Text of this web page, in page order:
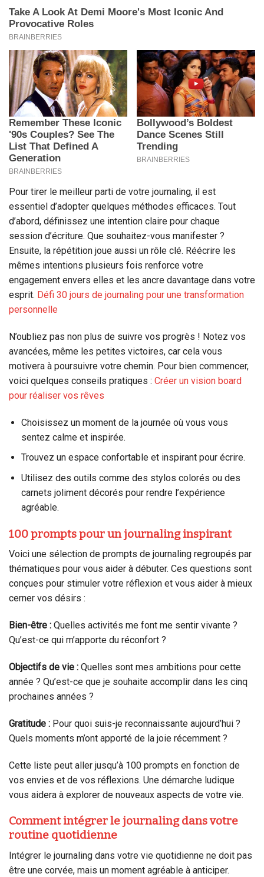
Pour tirer le meilleur parti de votre journaling, il est
essentiel d’adopter quelques méthodes efficaces. Tout
d’abord, définissez une intention claire pour chaque
session d’écriture. Que souhaitez-vous manifester ?
Ensuite, la répétition joue aussi un rôle clé. Réécrire les
mêmes intentions plusieurs fois renforce votre
engagement envers elles et les ancre davantage dans votre
esprit. Défi 30 jours de journaling pour une transformation
personnelle
N’oubliez pas non plus de suivre vos progrès ! Notez vos
avancées, même les petites victoires, car cela vous
motivera à poursuivre votre chemin. Pour bien commencer,
voici quelques conseils pratiques : Créer un vision board
pour réaliser vos rêves
Choisissez un moment de la journée où vous vous
sentez calme et inspirée.
Trouvez un espace confortable et inspirant pour écrire.
Utilisez des outils comme des stylos colorés ou des
carnets joliment décorés pour rendre l’expérience
agréable.
100 prompts pour un journaling inspirant
Voici une sélection de prompts de journaling regroupés par
thématiques pour vous aider à débuter. Ces questions sont
conçues pour stimuler votre réflexion et vous aider à mieux
cerner vos désirs :
Bien-être : Quelles activités me font me sentir vivante ?
Qu’est-ce qui m’apporte du réconfort ?
Objectifs de vie : Quelles sont mes ambitions pour cette
année ? Qu’est-ce que je souhaite accomplir dans les cinq
prochaines années ?
Gratitude : Pour quoi suis-je reconnaissante aujourd’hui ?
Quels moments m’ont apporté de la joie récemment ?
Cette liste peut aller jusqu’à 100 prompts en fonction de
vos envies et de vos réflexions. Une démarche ludique
vous aidera à explorer de nouveaux aspects de votre vie.
Comment intégrer le journaling dans votre
routine quotidienne
Intégrer le journaling dans votre vie quotidienne ne doit pas
être une corvée, mais un moment agréable à anticiper.